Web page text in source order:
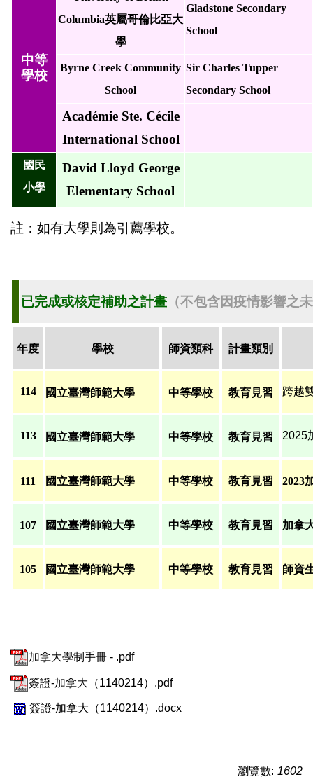
中等
學校
Columbia英屬哥倫比亞大
學
Gladstone Secondary
School
Byrne Creek Community
School
Sir Charles Tupper
Secondary School
Académie Ste. Cécile
International School
國民
小學
David Lloyd George
Elementary School
註：如有大學則為引薦學校。
已完成或核定補助之計畫 （不包含因疫情影響之
年度 學校 師資類科 計畫類別
114 國立臺灣師範大學 中等學校 教育見習 跨越
113 國立臺灣師範大學 中等學校 教育見習 2025
111 國立臺灣師範大學 中等學校 教育見習 2023
107 國立臺灣師範大學 中等學校 教育見習 加拿
105 國立臺灣師範大學 中等學校 教育見習 師資
加拿大學制手冊 - .pdf
簽證-加拿大（1140214）.pdf
簽證-加拿大（1140214）.docx
瀏覽數: 1602